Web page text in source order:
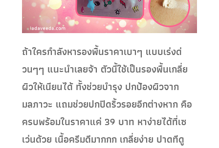
ถ้าใครกำลังหารองพื้นราคาเบาๆ แบบเร่งด่
วนๆๆ แนะนำเลยจ้า ตัวนี้ใช้เป็นรองพื้นเกลี่ย
ผิวให้เนียนได้ ทั้งช่วยบำรุง ปกป้องผิวจาก
มลภาวะ แถมช่วยปกปิดริ้วรอยอีกต่างหาก คือ
ครบพร้อมในราคาแค่ 39 บาท หาง่ายได้ที่เซ
เว่นด้วย เนื้อครีมดีมากกก เกลี่ยง่าย ปาดทีดู